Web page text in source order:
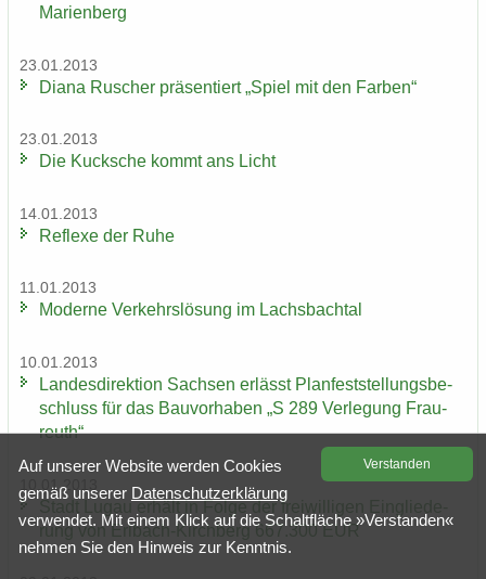
Ma­ri­en­berg
23.01.2013
Diana Ru­scher prä­sen­tiert „Spiel mit den Far­ben“
23.01.2013
Die Kuck­sche kommt ans Licht
14.01.2013
Re­fle­xe der Ruhe
11.01.2013
Mo­der­ne Ver­kehrs­lö­sung im Lachs­bach­tal
10.01.2013
Lan­des­di­rek­ti­on Sach­sen er­lässt Plan­fest­stel­lungs­be­
schluss für das Bau­vor­ha­ben „S 289 Ver­le­gung Frau­
reuth“
10.01.2013
Stadt Lugau er­hält in Folge der frei­wil­li­gen Ein­glie­de­
rung von Erlbach-​Kirchberg 667.300 EUR
Ver­stan­den
Auf un­se­rer Web­site wer­den Coo­kies
gemäß un­se­rer Da­ten­schutz­er­klä­rung
ver­wen­det. Mit einem Klick auf die Schalt­flä­che »Ver­stan­den«
neh­men Sie den Hin­weis zur Kennt­nis.